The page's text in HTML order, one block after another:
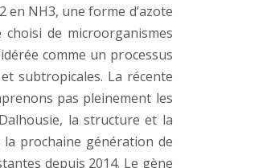
en NH3, une forme d’azote
de microorganismes
comme un processus
subtropicales. La récente
pas pleinement les
la structure et la
la prochaine génération de
depuis 2014. Le gène